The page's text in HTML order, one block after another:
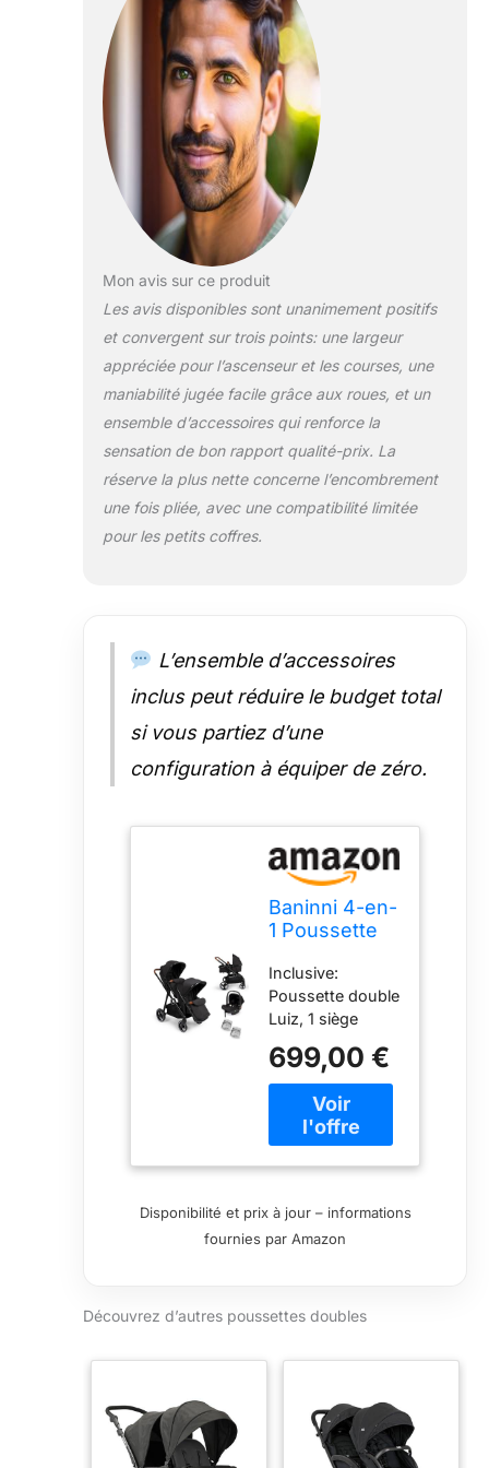
Fermeture éclair
2 housses de
pluie:
Transparente et
étanche
Mon avis sur ce produit
Les avis disponibles sont unanimement positifs
et convergent sur trois points: une largeur
appréciée pour l’ascenseur et les courses, une
maniabilité jugée facile grâce aux roues, et un
ensemble d’accessoires qui renforce la
sensation de bon rapport qualité-prix. La
réserve la plus nette concerne l’encombrement
une fois pliée, avec une compatibilité limitée
pour les petits coffres.
L’ensemble d’accessoires
inclus peut réduire le budget total
si vous partiez d’une
configuration à équiper de zéro.
Baninni 4-en-
1 Poussette
Siège d’Auto
Luiz Noir
Inclusive:
Poussette double
Luiz, 1 siège
chancelières et 2
habillages pluie
Poussette:Sièges
utilisables
transformable en
nacelle.
kg/siège), Siège
Jusqu'à 13 kg. 2
Fermeture éclair
2 housses de
699,00 €
Disponibilité et prix à jour – informations
fournies par Amazon
Découvrez d’autres poussettes doubles